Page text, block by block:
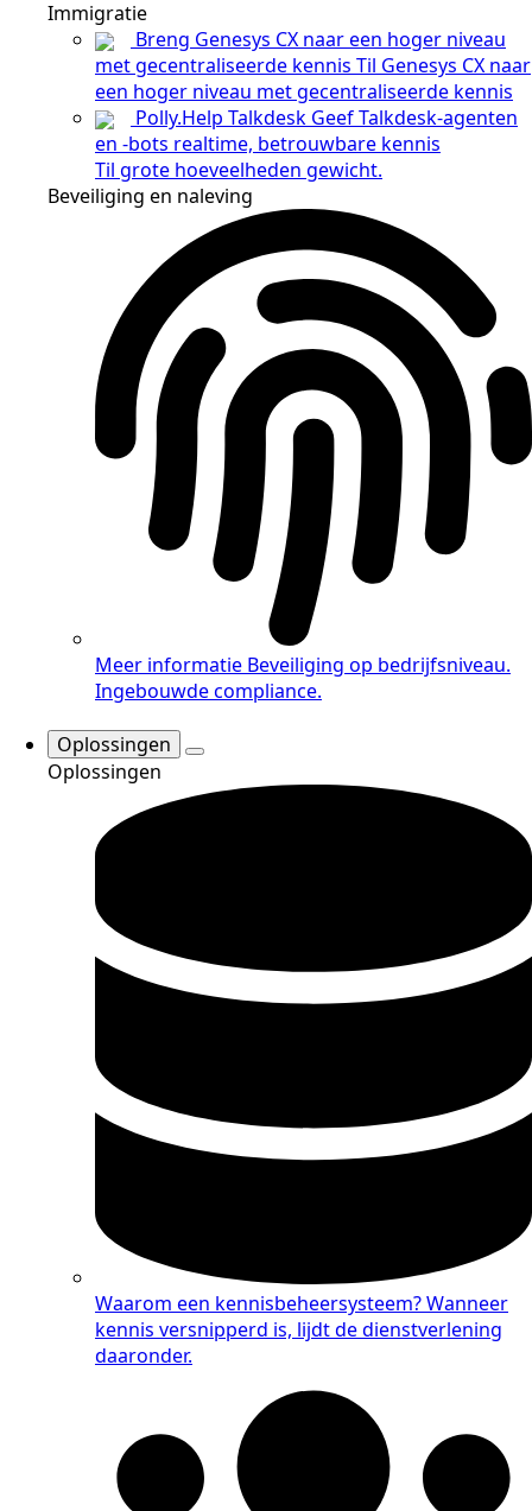
Immigratie
Breng Genesys CX naar een hoger niveau
met gecentraliseerde kennis Til Genesys CX naar
een hoger niveau met gecentraliseerde kennis
Polly.Help Talkdesk Geef Talkdesk-agenten
en -bots realtime, betrouwbare kennis
Til grote hoeveelheden gewicht.
Beveiliging en naleving
Meer informatie Beveiliging op bedrijfsniveau.
Ingebouwde compliance.
Oplossingen
Oplossingen
Waarom een kennisbeheersysteem?Wanneer
kennis versnipperd is, lijdt de dienstverlening
daaronder.